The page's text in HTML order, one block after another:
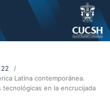
/
Latina contemporánea.
en la encrucijada